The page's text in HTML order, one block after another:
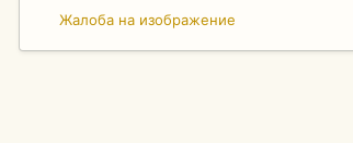
Жалоба на изображение